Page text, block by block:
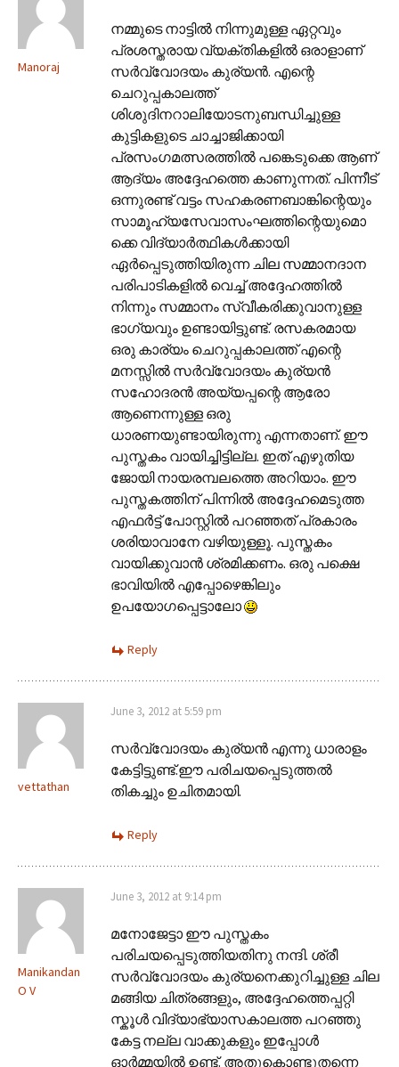
Manoraj
നമ്മുടെ നാട്ടില്‍ നിന്നുമുള്ള ഏറ്റവും
പ്രശസ്തരായ വ്യക്തികളില്‍ ഒരാളാണ്
സര്‍വ്വോദയം കുര്യന്‍. എന്റെ
ചെറുപ്പകാലത്ത്
ശിശുദിനറാലിയോടനുബന്ധിച്ചുള്ള
കുട്ടികളുടെ ചാച്ചാജിക്കായി
പ്രസംഗമത്സരത്തില്‍ പങ്കെടുക്കെ ആണ്
ആദ്യം അദ്ദേഹത്തെ കാണുന്നത്. പിന്നീട്
ഒന്നുരണ്ട് വട്ടം സഹകരണബാങ്കിന്റെയും
സാമൂഹ്യസേവാസംഘത്തിന്റെയുമൊ
ക്കെ വിദ്യാര്‍ത്ഥികള്‍ക്കായി
ഏര്‍പ്പെടുത്തിയിരുന്ന ചില സമ്മാനദാന
പരിപാടികളില്‍ വെച്ച് അദ്ദേഹത്തില്‍
നിന്നും സമ്മാനം സ്വീകരിക്കുവാനുള്ള
ഭാഗ്യവും ഉണ്ടായിട്ടുണ്ട്. രസകരമായ
ഒരു കാര്യം ചെറുപ്പകാലത്ത് എന്റെ
മനസ്സില്‍ സര്‍വ്വോദയം കുര്യന്‍
സഹോദരന്‍ അയ്യപ്പന്റെ ആരോ
ആണെന്നുള്ള ഒരു
ധാരണയുണ്ടായിരുന്നു എന്നതാണ്. ഈ
പുസ്തകം വായിച്ചിട്ടില്ല. ഇത് എഴുതിയ
ജോയി നായരമ്പലത്തെ അറിയാം. ഈ
പുസ്തകത്തിന് പിന്നില്‍ അദ്ദേഹമെടുത്ത
എഫര്‍ട്ട് പോസ്റ്റില്‍ പറഞ്ഞത് പ്രകാരം
ശരിയാവാനേ വഴിയുള്ളൂ. പുസ്തകം
വായിക്കുവാന്‍ ശ്രമിക്കണം. ഒരു പക്ഷെ
ഭാവിയില്‍ എപ്പോഴെങ്കിലും
ഉപയോഗപ്പെട്ടാലോ
Reply
vettathan
June 3, 2012 at 5:59 pm
സര്‍വ്വോദയം കുര്യന്‍ എന്നു ധാരാളം
കേട്ടിട്ടുണ്ട്.ഈ പരിചയപ്പെടുത്തല്‍
തികച്ചും ഉചിതമായി.
Reply
Manikandan
O V
June 3, 2012 at 9:14 pm
മനോജേട്ടാ ഈ പുസ്തകം
പരിചയപ്പെടുത്തിയതിനു നന്ദി. ശ്രീ
സർവ്വോദയം കുര്യനെക്കുറിച്ചുള്ള ചില
മങ്ങിയ ചിത്രങ്ങളും, അദ്ദേഹത്തെപ്പറ്റി
സ്കൂൾ വിദ്യാഭ്യാസകാലത്ത പറഞ്ഞു
കേട്ട നല്ല വാക്കുകളും ഇപ്പോൾ
ഓർമ്മയിൽ ഉണ്ട്. അതുകൊണ്ടുതന്നെ